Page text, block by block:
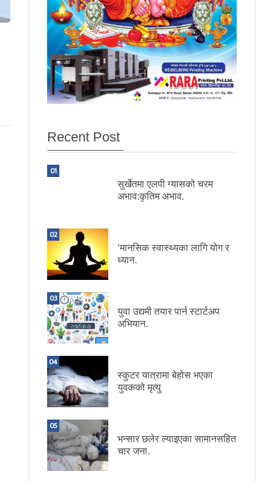
Recent Post
01
सुर्खेतमा एलपी ग्यासको चरम
अभाव:कृतिम अभाव.
02
‘मानसिक स्वास्थ्यका लागि योग र
ध्यान.
03
युवा उद्यमी तयार पार्न स्टार्टअप
अभियान.
04
स्कुटर यात्रामा बेहोस भएका
युवकको मृत्यु
05
भन्सार छलेर ल्याइएका सामानसहित
चार जना.